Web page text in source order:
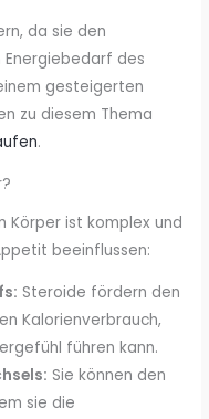
da sie den
des
gesteigerten
zu diesem Thema
.
Körper ist komplex und
beeinflussen:
Steroide fördern den
Kalorienverbrauch,
führen kann.
Sie können den
sie die